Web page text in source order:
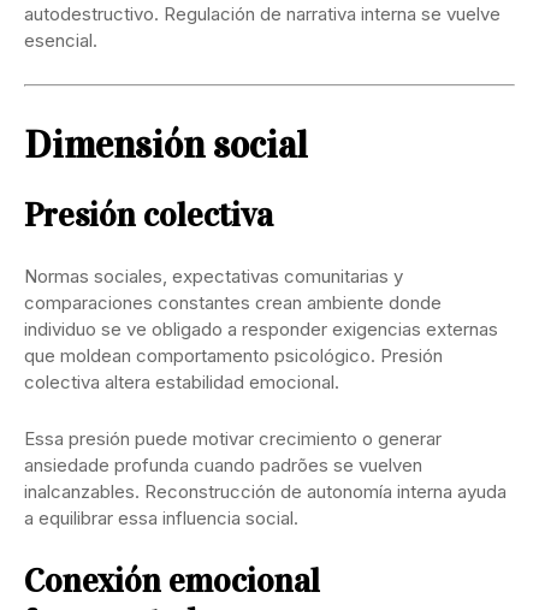
autodestructivo. Regulación de narrativa interna se vuelve
esencial.
Dimensión social
Presión colectiva
Normas sociales, expectativas comunitarias y
comparaciones constantes crean ambiente donde
individuo se ve obligado a responder exigencias externas
que moldean comportamento psicológico. Presión
colectiva altera estabilidad emocional.
Essa presión puede motivar crecimiento o generar
ansiedade profunda cuando padrões se vuelven
inalcanzables. Reconstrucción de autonomía interna ayuda
a equilibrar essa influencia social.
Conexión emocional